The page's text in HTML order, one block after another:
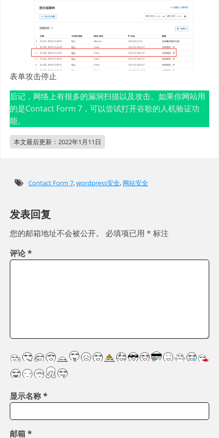
表单攻击停止
后记，网络上有很多的漏洞扫描以及攻击。如果你网站用
的是Contact Form 7，可以尝试打开谷歌的人机验证功
能。
本文最后更新： 2022年1月11日
Contact Form 7,wordpress安全, 网站安全
发表回复
您的邮箱地址不会被公开。 必填项已用 * 标注
评论*
显示名称*
邮箱*